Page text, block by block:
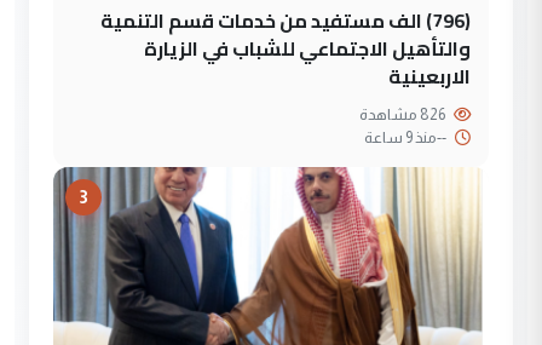
(796) الف مستفيد من خدمات قسم التنمية
والتأهيل الاجتماعي للشباب في الزيارة
الاربعينية
--منذ 9 ساعة
3